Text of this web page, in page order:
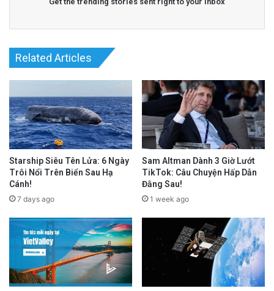
Related Articles
Starship Siêu Tên Lửa: 6 Ngày
Trôi Nổi Trên Biển Sau Hạ
Cánh!
7 days ago
Sam Altman Dành 3 Giờ Lướt
TikTok: Câu Chuyện Hấp Dẫn
Đằng Sau!
1 week ago